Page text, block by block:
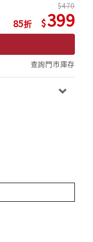
85
470
399
查詢門市庫存